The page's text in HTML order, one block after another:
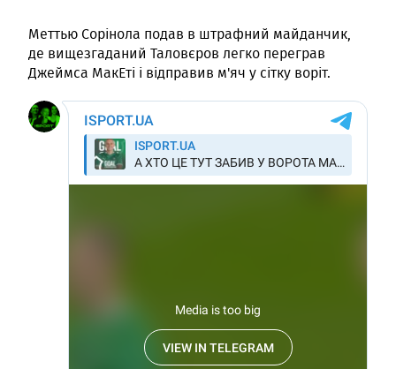
Меттью Сорінола подав в штрафний майданчик,
де вищезгаданий Таловєров легко переграв
Джеймса МакЕті і відправив м'яч у сітку воріт.